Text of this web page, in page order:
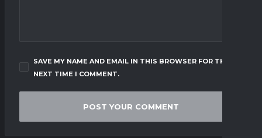
SAVE MY NAME AND EMAIL IN THIS BROWSER FOR THE
NEXT TIME I COMMENT.